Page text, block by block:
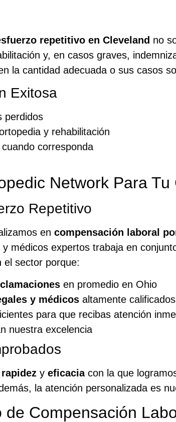
repetitivo en Cleveland no
y, en casos graves,
la cantidad adecuada o sus casos
Exitosa
perdidos
y rehabilitación
corresponda
Network Para
Repetitivo
en compensación laboral
médicos expertos trabaja en
el sector porque:
en promedio en Ohio
y médicos altamente calificados
para que recibas atención
nuestra excelencia
rapidez y eficaciacon la que
la atención personalizada es
Compensación